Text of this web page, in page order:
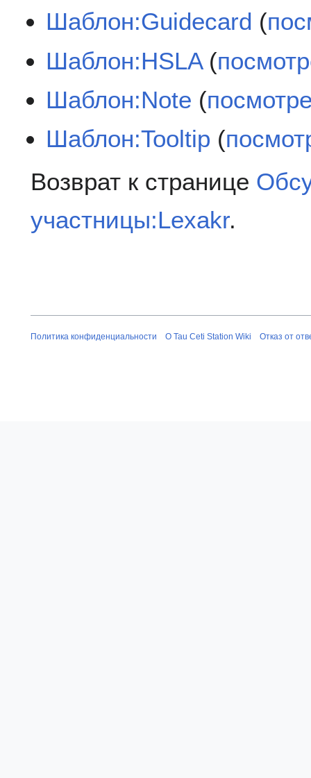
Шаблон:Guidecard (
Шаблон:HSLA(
Шаблон:Note (
Шаблон:Tooltip (
Возврат к странице
участницы:Lexakr.
Политика конфиденциальности О Tau Ceti Station Wiki Отказ от